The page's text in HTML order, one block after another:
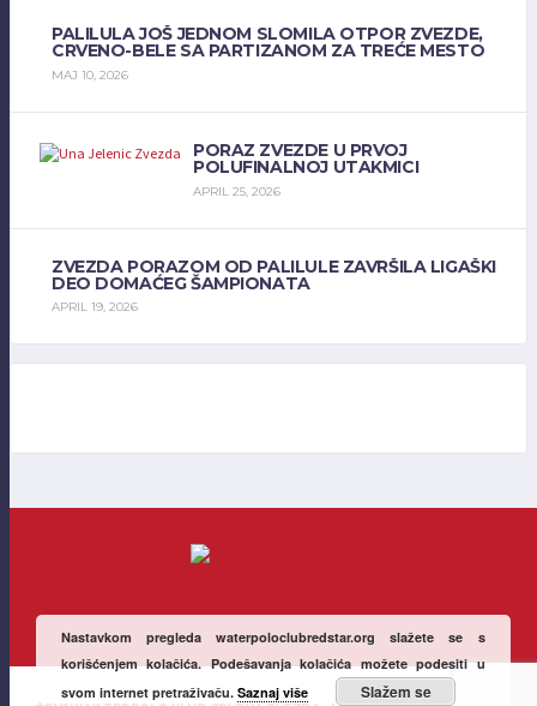
PALILULA JOŠ JEDNOM SLOMILA OTPOR ZVEZDE,
CRVENO-BELE SA PARTIZANOM ZA TREĆE MESTO
MAJ 10, 2026
PORAZ ZVEZDE U PRVOJ
POLUFINALNOJ UTAKMICI
APRIL 25, 2026
ZVEZDA PORAZOM OD PALILULE ZAVRŠILA LIGAŠKI
DEO DOMAĆEG ŠAMPIONATA
APRIL 19, 2026
Nastavkom pregleda waterpoloclubredstar.org slažete se s
korišćenjem kolačića. Podešavanja kolačića možete podesiti u
svom internet pretraživaču. Saznaj više Slažem se